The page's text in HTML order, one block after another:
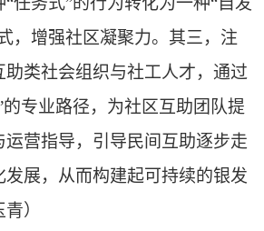
，增强社区凝聚力。其三，注
助类社会组织与社工人才，通过
的专业路径，为社区互助团队提
营指导，引导民间互助逐步走
发展，从而构建起可持续的银发
）